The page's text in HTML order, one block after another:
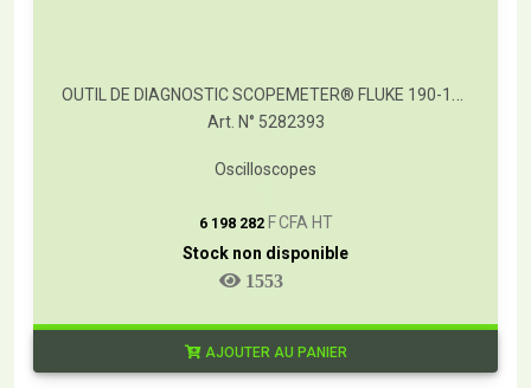
OUTIL DE DIAGNOSTIC SCOPEMETER® FLUKE 190-104
Art. N° 5282393
Oscilloscopes
6 198 282 F CFA HT
Stock non disponible
1553
AJOUTER AU PANIER